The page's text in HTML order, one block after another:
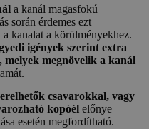
a kanál magasfokú
során érdemes ezt
kanalat a körülményekhez.
igények szerint extra
melyek megnövelik a kanál
csavarokkal, vagy
kopóél előnye
esetén megfordítható.